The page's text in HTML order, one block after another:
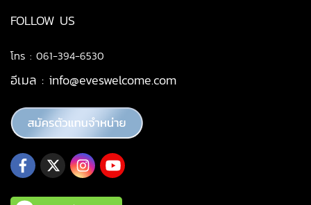
FOLLOW US
โทร : 061-394-6530
อีเมล : info@eveswelcome.com